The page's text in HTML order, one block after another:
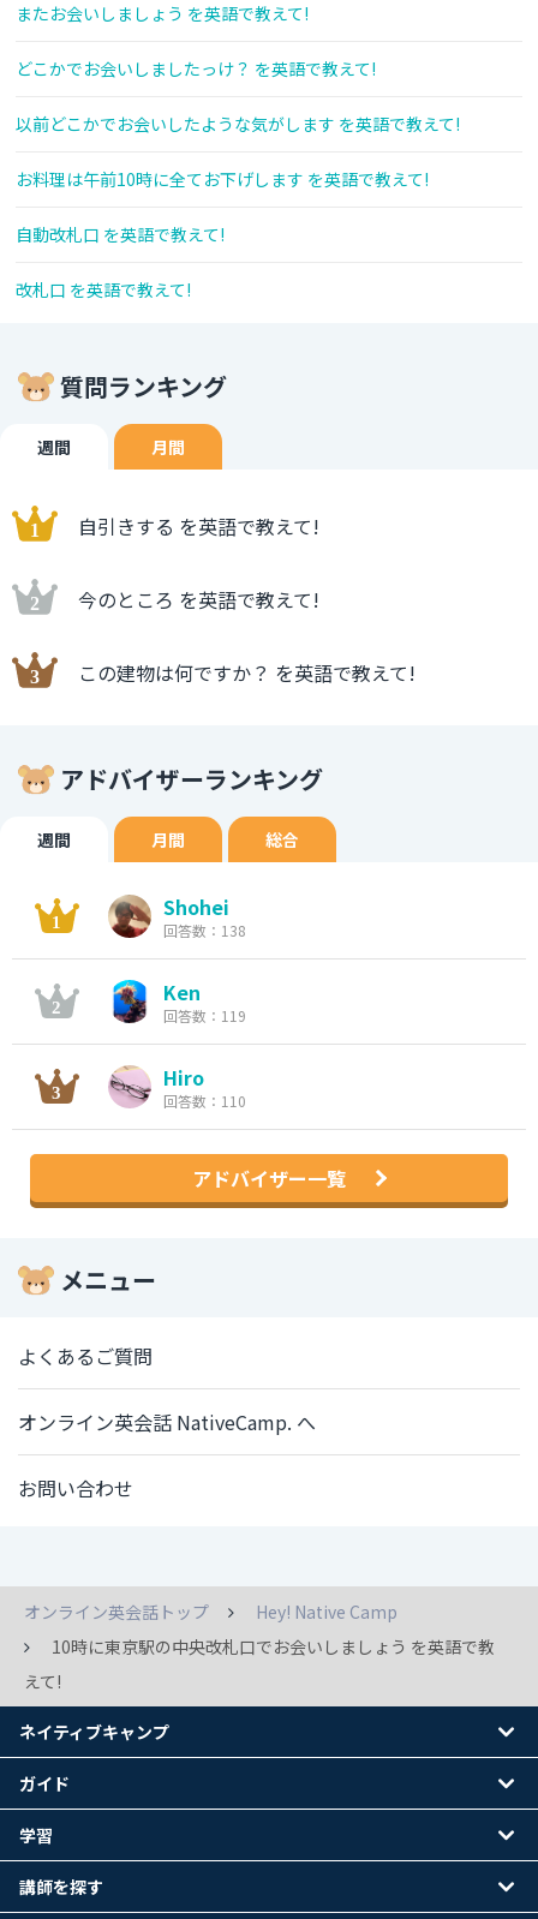
またお会いしましょう を英語で教えて!
どこかでお会いしましたっけ？ を英語で教えて!
以前どこかでお会いしたような気がします を英語で教えて!
お料理は午前10時に全てお下げします を英語で教えて!
自動改札口 を英語で教えて!
改札口 を英語で教えて!
質問ランキング
週間 月間
自引きする を英語で教えて!
今のところ を英語で教えて!
この建物は何ですか？ を英語で教えて!
アドバイザーランキング
週間 月間 総合
Shohei
回答数：138
Ken
回答数：119
Hiro
回答数：110
アドバイザー一覧
メニュー
よくあるご質問
オンライン英会話 NativeCamp. へ
お問い合わせ
オンライン英会話トップ
Hey! Native Camp
10時に東京駅の中央改札口でお会いしましょう を英語で教
えて!
ネイティブキャンプ
ガイド
学習
講師を探す